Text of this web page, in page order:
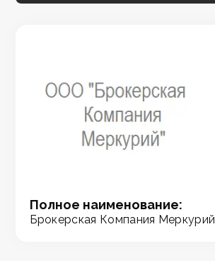
Полное наименование:
Брокерская Компания Меркурий